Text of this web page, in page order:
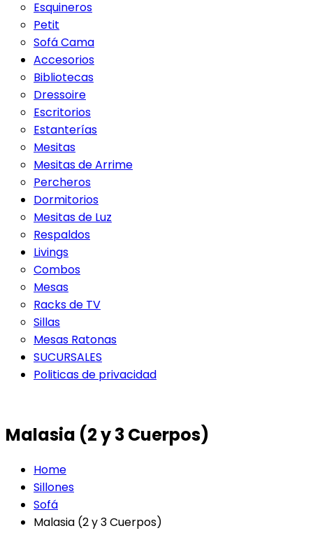
Esquineros
Petit
Sofá Cama
Accesorios
Bibliotecas
Dressoire
Escritorios
Estanterías
Mesitas
Mesitas de Arrime
Percheros
Dormitorios
Mesitas de Luz
Respaldos
Livings
Combos
Mesas
Racks de TV
Sillas
Mesas Ratonas
SUCURSALES
Politicas de privacidad
Malasia (2 y 3 Cuerpos)
Home
Sillones
Sofá
Malasia (2 y 3 Cuerpos)